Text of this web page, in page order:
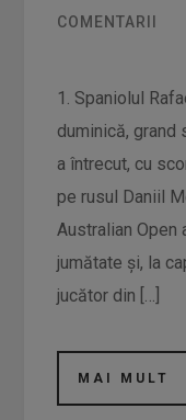
COMENTARII
1. Spaniolul
duminică, grand
a întrecut, cu
pe rusul Daniil
Australian Open
jumătate şi, la
jucător din […]
MAI MULT